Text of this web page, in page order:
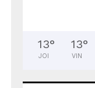
13°
JOI
13°
VIN